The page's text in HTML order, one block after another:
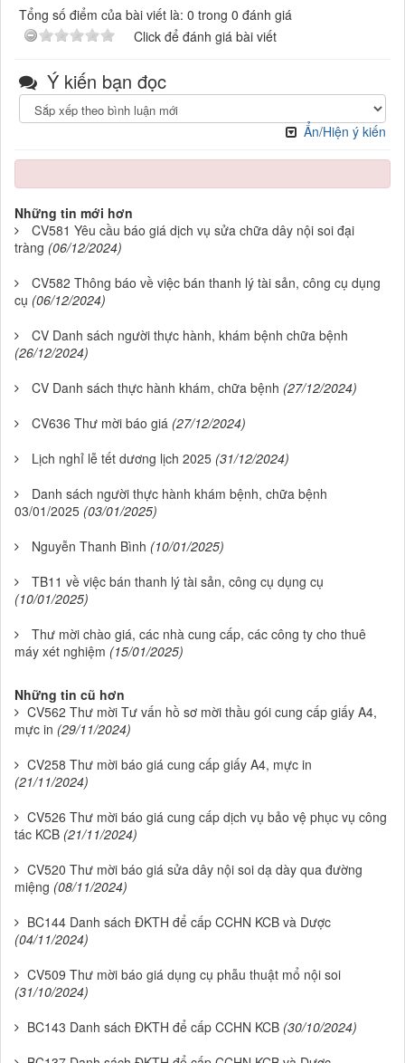
Tổng số điểm của bài viết là: 0 trong 0 đánh giá
Click để đánh giá bài viết
Ý kiến bạn đọc
Ẩn/Hiện ý kiến
Những tin mới hơn
CV581 Yêu cầu báo giá dịch vụ sửa chữa dây nội soi đại
tràng (06/12/2024)
CV582 Thông báo về việc bán thanh lý tài sản, công cụ dụng
cụ (06/12/2024)
CV Danh sách người thực hành, khám bệnh chữa bệnh
(26/12/2024)
CV Danh sách thực hành khám, chữa bệnh (27/12/2024)
CV636 Thư mời báo giá (27/12/2024)
Lịch nghỉ lễ tết dương lịch 2025 (31/12/2024)
Danh sách người thực hành khám bệnh, chữa bệnh
03/01/2025 (03/01/2025)
Nguyễn Thanh Bình (10/01/2025)
TB11 về việc bán thanh lý tài sản, công cụ dụng cụ
(10/01/2025)
Thư mời chào giá, các nhà cung cấp, các công ty cho thuê
máy xét nghiệm (15/01/2025)
Những tin cũ hơn
CV562 Thư mời Tư vấn hồ sơ mời thầu gói cung cấp giấy A4,
mực in (29/11/2024)
CV258 Thư mời báo giá cung cấp giấy A4, mực in
(21/11/2024)
CV526 Thư mời báo giá cung cấp dịch vụ bảo vệ phục vụ công
tác KCB (21/11/2024)
CV520 Thư mời báo giá sửa dây nội soi dạ dày qua đường
miệng (08/11/2024)
BC144 Danh sách ĐKTH để cấp CCHN KCB và Dược
(04/11/2024)
CV509 Thư mời báo giá dụng cụ phẫu thuật mổ nội soi
(31/10/2024)
BC143 Danh sách ĐKTH để cấp CCHN KCB (30/10/2024)